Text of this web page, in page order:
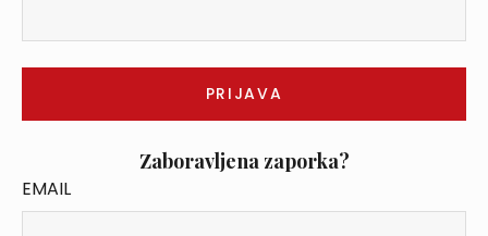
Zaboravljena zaporka?
EMAIL